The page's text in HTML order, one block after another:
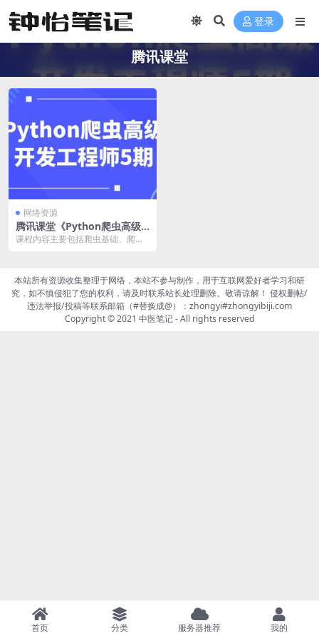
登录
腾讯课堂
网络资源
腾讯课堂《Python爬虫高级
开发工程师第5期》
课程内容主要包括爬虫基础、爬虫
本站所有资源收集整理于网络，本站不参与制作，用于互联网爱好者学习和研
究，如不慎侵犯了您的权利，请及时联系站长处理删除。敬请谅解！ 侵权删帖/
违法举报/投稿等联系邮箱（#替换成@）：zhongyi#zhongyibiji.com
Copyright © 2021 中医笔记- All rights reserved
首页 分类 服务器推荐 我的